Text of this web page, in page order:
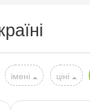
імені ціні